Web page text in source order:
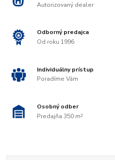
Autorizovaný dealer
Odborný predajca
Od roku 1996
Individuálny prístup
Poradíme Vám
Osobný odber
Predajňa 350 m²